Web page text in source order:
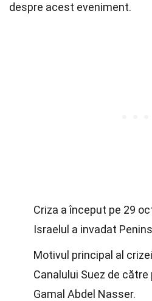
despre acest eveniment.
Criza a început pe 29
Israelul a invadat
Motivul principal al
Canalului Suez de
Gamal Abdel Nasser.